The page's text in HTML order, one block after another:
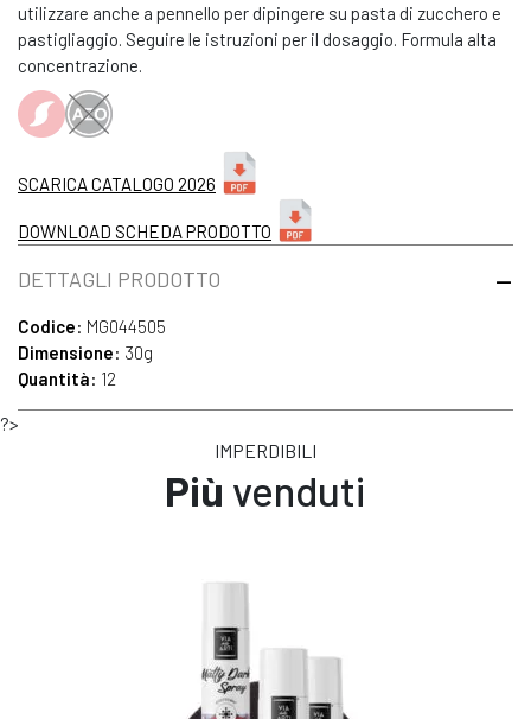
utilizzare anche a pennello per dipingere su pasta di zucchero e
pastigliaggio. Seguire le istruzioni per il dosaggio. Formula alta
concentrazione.
SCARICA CATALOGO 2026
DOWNLOAD SCHEDA PRODOTTO
DETTAGLI PRODOTTO
Codice: MG044505
Dimensione: 30g
Quantità: 12
?>
IMPERDIBILI
Più venduti